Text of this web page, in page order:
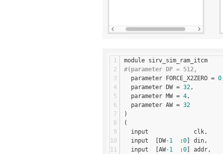
module sirv_sim_ram_itcm
#(parameter DP = 512,
  parameter FORCE_X2ZERO =
0
  parameter DW =
32,
  parameter MW =
4,
  parameter AW =
32
)
(
  input             clk,
  input  [DW
-1
  :
0 ] din,
  input  [AW
-1
  :
0 ] addr,